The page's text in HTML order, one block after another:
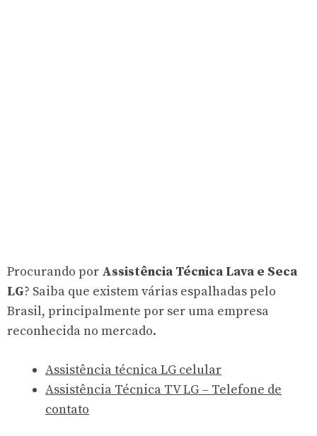
Procurando por Assistência Técnica Lava e Seca
LG? Saiba que existem várias espalhadas pelo
Brasil, principalmente por ser uma empresa
reconhecida no mercado.
Assistência técnica LG celular
Assistência Técnica TV LG – Telefone de
contato